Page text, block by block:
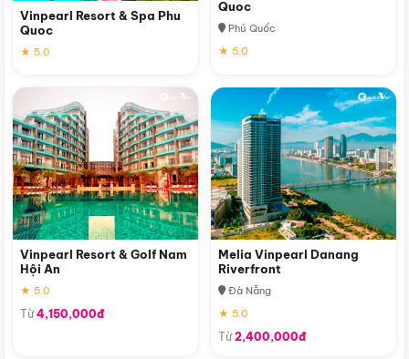
Vinpearl Resort & Spa Phu
Quoc
★ 5.0
Quoc
Phú Quốc
★ 5.0
Vinpearl Resort & Golf Nam
Hội An
★ 5.0
Từ4,150,000đ
Melia Vinpearl Danang
Riverfront
Đà Nẵng
★ 5.0
Từ2,400,000đ